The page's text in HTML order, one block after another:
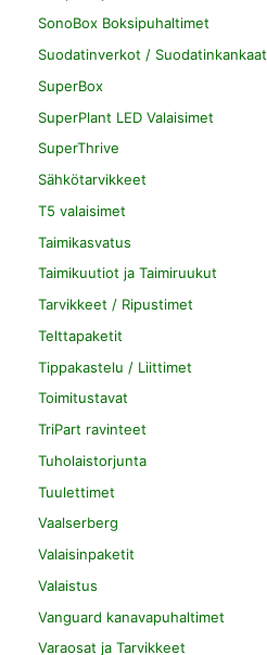
SonoBox Boksipuhaltimet
Suodatinverkot / Suodatinkankaat
SuperBox
SuperPlant LED Valaisimet
SuperThrive
Sähkötarvikkeet
T5 valaisimet
Taimikasvatus
Taimikuutiot ja Taimiruukut
Tarvikkeet / Ripustimet
Telttapaketit
Tippakastelu / Liittimet
Toimitustavat
TriPart ravinteet
Tuholaistorjunta
Tuulettimet
Vaalserberg
Valaisinpaketit
Valaistus
Vanguard kanavapuhaltimet
Varaosat ja Tarvikkeet